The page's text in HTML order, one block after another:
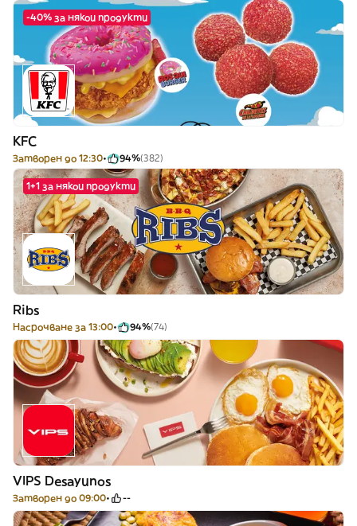
-40% за някои продукти
KFC
Затворен до 12:30 94%(382)
1+1 за някои продукти
Ribs
Насрочване за 13:00 94%(74)
VIPS Desayunos
Затворен до 09:00 --